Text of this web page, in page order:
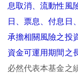
息取消、流動性風
日、票息、付息日
承擔相關風險之投
資金可運用期間之
必然代表本基金之